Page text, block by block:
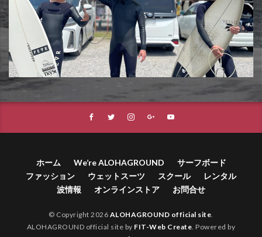
ホーム We’re ALOHAGROUND
サーフボード
ファッション
ウェットスーツ スクール
レンタル
波情報
オンラインストア お問合せ
© Copyright 2026 ALOHAGROUND official site
ALOHAGROUND official site by FIT-Web Create . Powered by